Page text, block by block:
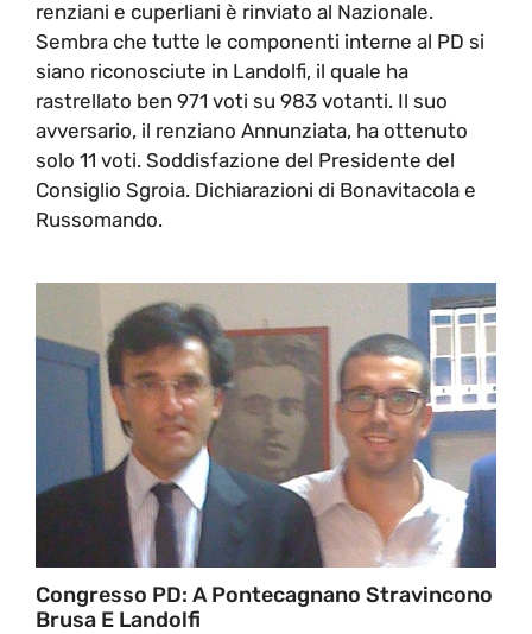
renziani e cuperliani è rinviato al Nazionale.
Sembra che tutte le componenti interne al PD si
siano riconosciute in Landolfi, il quale ha
rastrellato ben 971 voti su 983 votanti. Il suo
avversario, il renziano Annunziata, ha ottenuto
solo 11 voti. Soddisfazione del Presidente del
Consiglio Sgroia. Dichiarazioni di Bonavitacola e
Russomando.
Congresso PD: A Pontecagnano Stravincono
Brusa E Landolfi